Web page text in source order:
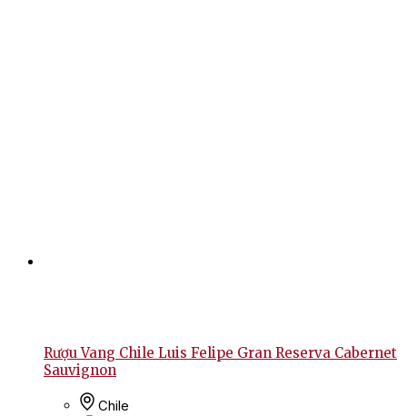
Rượu Vang Chile Luis Felipe Gran Reserva Cabernet
Sauvignon
Chile